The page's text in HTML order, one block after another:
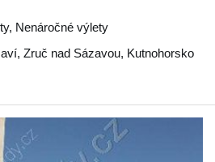
Nenáročné výlety
, Zruč nad Sázavou, Kutnohorsko